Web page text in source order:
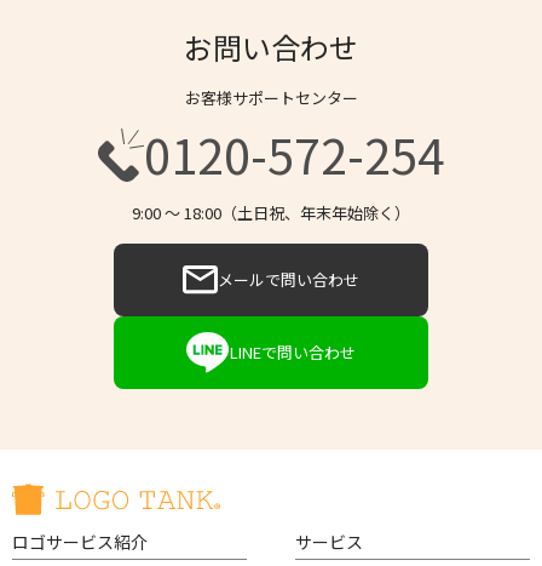
お問い合わせ
お客様サポートセンター
0120-572-254
9:00 〜 18:00（土日祝、年末年始除く）
メールで問い合わせ
LINEで問い合わせ
ロゴサービス紹介
サービス